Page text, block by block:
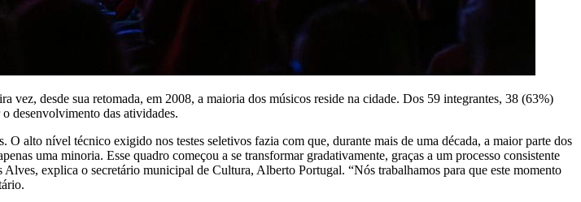
desde sua retomada, em 2008, a maioria dos músicos reside na cidade. Dos 59 integrantes, 38 (63%)
desenvolvimento das atividades.
alto nível técnico exigido nos testes seletivos fazia com que, durante mais de uma década, a maior parte dos
uma minoria. Esse quadro começou a se transformar gradativamente, graças a um processo consistente
explica o secretário municipal de Cultura, Alberto Portugal. “Nós trabalhamos para que este momento